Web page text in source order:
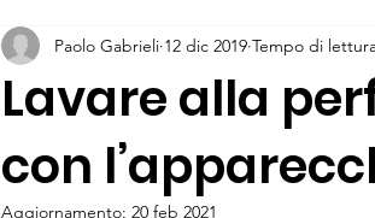
Lavare alla
con
Paolo Gabrieli 12 dic 2019 Tempo di
Aggiornamento: 20 feb 2021